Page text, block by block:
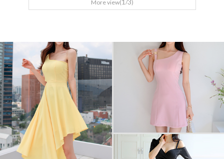
More view(1 /3)